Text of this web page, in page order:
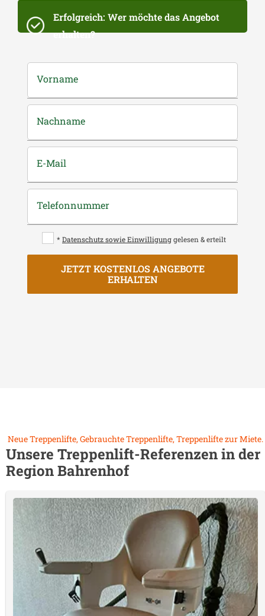
Erfolgreich: Wer möchte das Angebot
erhalten?
Vorname
Nachname
E-Mail
Telefonnummer
* Datenschutz sowie Einwilligung gelesen & erteilt
JETZT KOSTENLOS ANGEBOTE
ERHALTEN
Neue Treppenlifte, Gebrauchte Treppenlifte, Treppenlifte zur Miete.
Unsere Treppenlift-Referenzen in der
RegionBahrenhof